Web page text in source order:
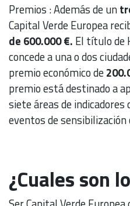
Premios : Además de un
Capital Verde Europea
de 600.000 €. El título de
concede a una o dos
premio económico de
premio está destinado a
siete áreas de indicadores
eventos de sensibilización
¿Cuales son